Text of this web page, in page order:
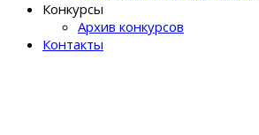
Конкурсы
Архив конкурсов
Контакты